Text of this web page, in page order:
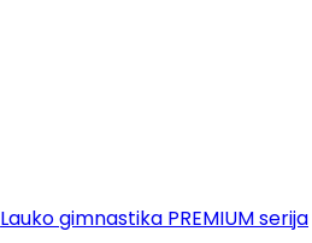
Lauko gimnastika PREMIUM serija